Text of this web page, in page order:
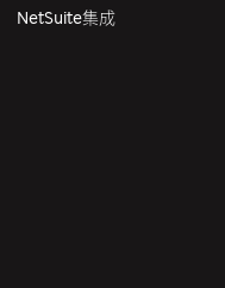
NetSuite集成